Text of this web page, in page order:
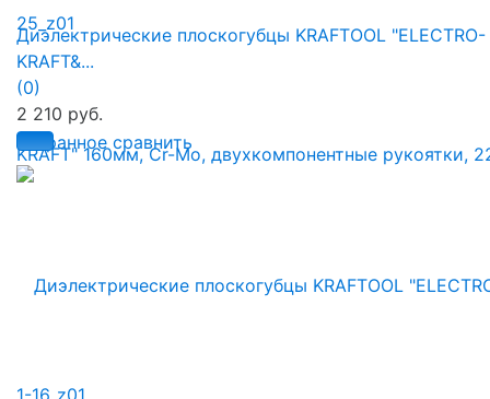
избранное сравнить
Диэлектрические плоскогубцы KRAFTOOL "ELECTRO-
KRAFT&...
(0)
2 210 руб.